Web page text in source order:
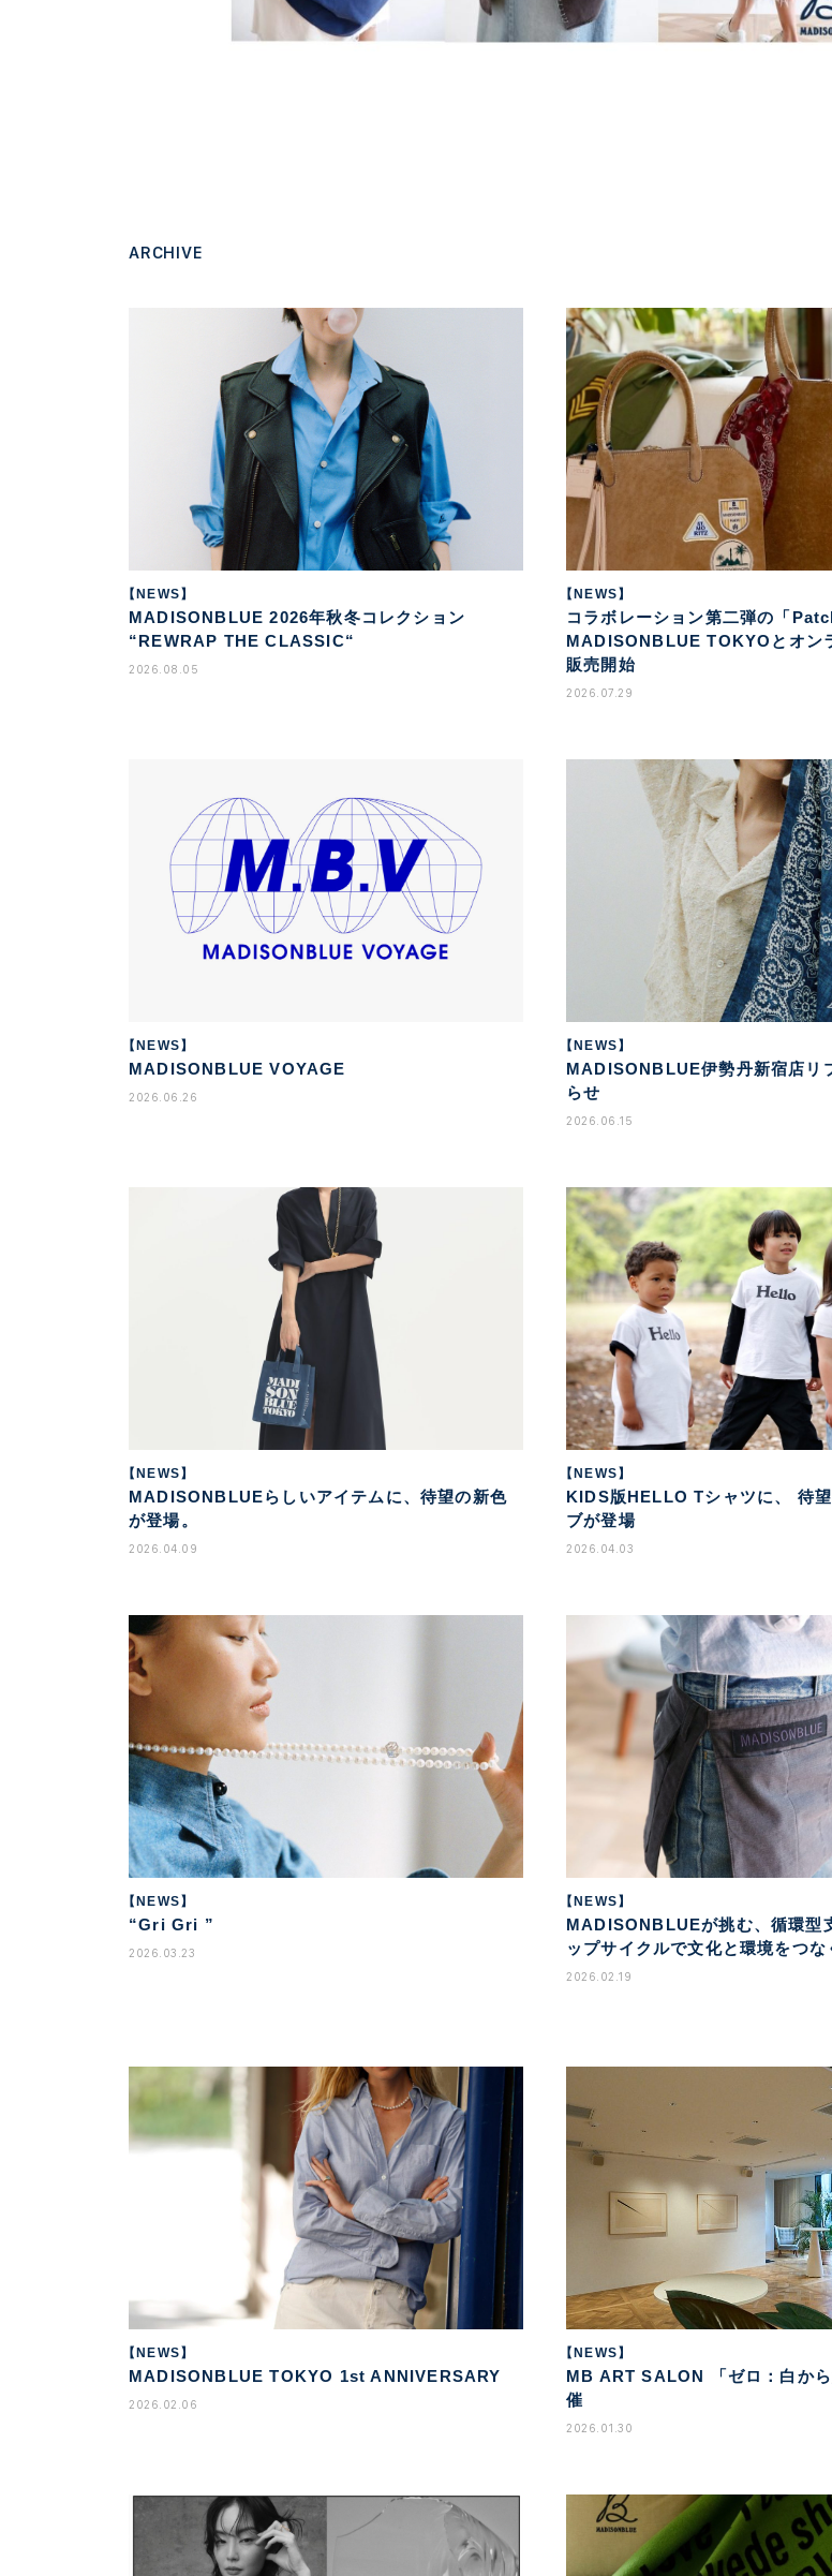
ARCHIVE
【NEWS】
MADISONBLUE 2026年秋冬コレクション
“REWRAP THE CLASSIC“
2026.08.05
【NEWS】
コラボレーション第二弾の「
MADISONBLUE TOKYOとオン
販売開始
2026.07.29
【NEWS】
MADISONBLUE VOYAGE
2026.06.26
【NEWS】
MADISONBLUE伊勢丹新宿店リ
らせ
2026.06.15
【NEWS】
MADISONBLUEらしいアイテムに、待望の新色
が登場。
2026.04.09
【NEWS】
KIDS版HELLO Tシャツに、 待
ブが登場
2026.04.03
【NEWS】
“Gri Gri ”
2026.03.23
【NEWS】
MADISONBLUEが挑む、循環
ップサイクルで文化と環境をつな
2026.02.19
【NEWS】
MADISONBLUE TOKYO 1st ANNIVERSARY
2026.02.06
【NEWS】
MB ART SALON 「ゼロ：白か
催
2026.01.30